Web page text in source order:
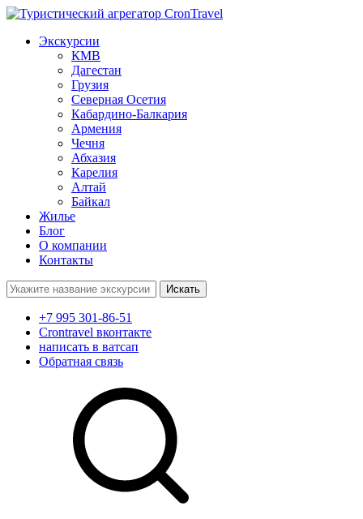
Экскурсии
КМВ
Дагестан
Грузия
Северная Осетия
Кабардино-Балкария
Армения
Чечня
Абхазия
Карелия
Алтай
Байкал
Жилье
Блог
О компании
Контакты
Поиск:
+7 995 301-86-51
Crontravel вконтакте
написать в ватсап
Обратная связь